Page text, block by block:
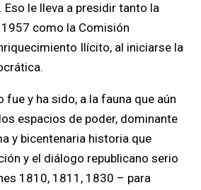
Eso le lleva a presidir tanto la
como la Comisión
Ilícito, al iniciarse la
fue y ha sido, a la fauna que aún
espacios de poder, dominante
y bicentenaria historia que
y el diálogo republicano serio
1810, 1811, 1830 – para